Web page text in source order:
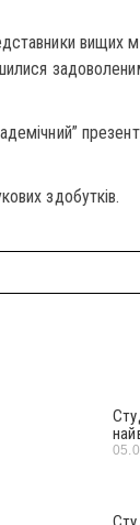
вищих
здобутків.